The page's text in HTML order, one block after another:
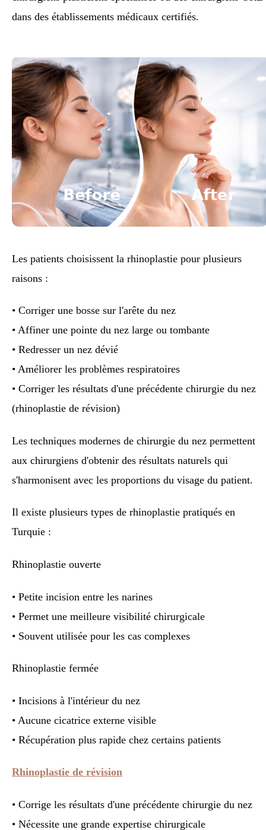
dans des établissements médicaux certifiés.
Les patients choisissent la rhinoplastie pour plusieurs
raisons :
• Corriger une bosse sur l'arête du nez
• Affiner une pointe du nez large ou tombante
• Redresser un nez dévié
• Améliorer les problèmes respiratoires
• Corriger les résultats d'une précédente chirurgie du nez
(rhinoplastie de révision)
Les techniques modernes de chirurgie du nez permettent
aux chirurgiens d'obtenir des résultats naturels qui
s'harmonisent avec les proportions du visage du patient.
Il existe plusieurs types de rhinoplastie pratiqués en
Turquie :
Rhinoplastie ouverte
• Petite incision entre les narines
• Permet une meilleure visibilité chirurgicale
• Souvent utilisée pour les cas complexes
Rhinoplastie fermée
• Incisions à l'intérieur du nez
• Aucune cicatrice externe visible
• Récupération plus rapide chez certains patients
Rhinoplastie de révision
• Corrige les résultats d'une précédente chirurgie du nez
• Nécessite une grande expertise chirurgicale